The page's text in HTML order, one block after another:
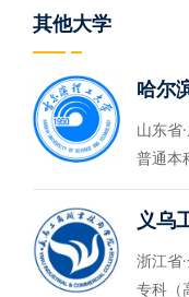
其他大学
哈尔
山东省
普通
义乌
浙江省
专科